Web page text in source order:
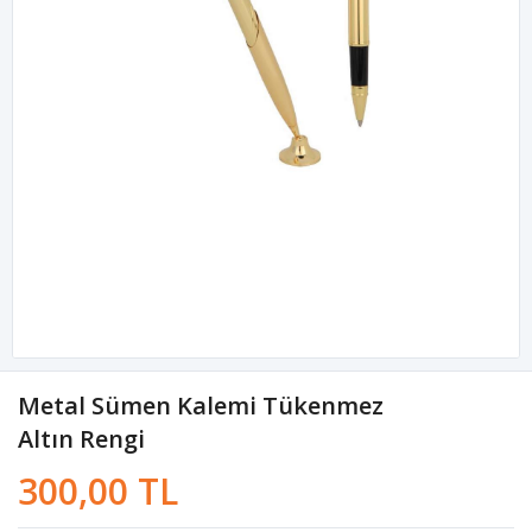
Metal Sümen Kalemi Tükenmez
Altın Rengi
300,00 TL